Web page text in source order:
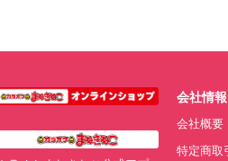
会社情報
会社概要
特定商取